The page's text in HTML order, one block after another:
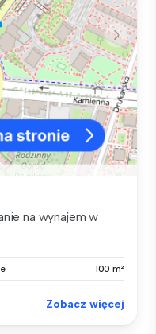
na wynajem w
100 m²
Zobacz więcej